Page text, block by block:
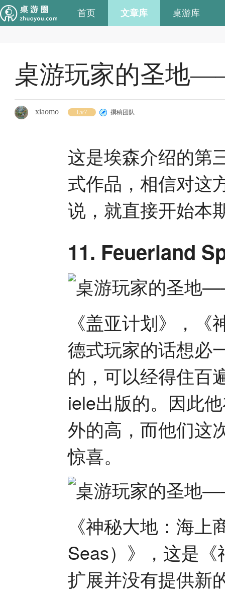
首页 文章库 桌游库
桌游玩家的圣地
xiaomo Lv7 撰稿团队
这是埃森介绍的第
式作品，相信对这
说，就直接开始本
11. Feuerland
《盖亚计划》，
德式玩家的话想必
的，可以经得住百
iele出版的。因此
外的高，而他们这
惊喜。
《神秘大地：海
Seas）》，这是
扩展并没有提供新